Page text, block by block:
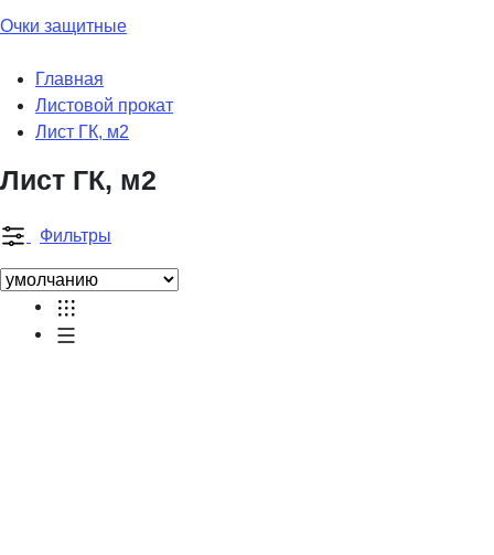
Очки защитные
Главная
Листовой прокат
Лист ГК, м2
Лист ГК, м2
Фильтры